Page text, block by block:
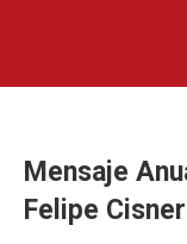
Mensaje
Felipe